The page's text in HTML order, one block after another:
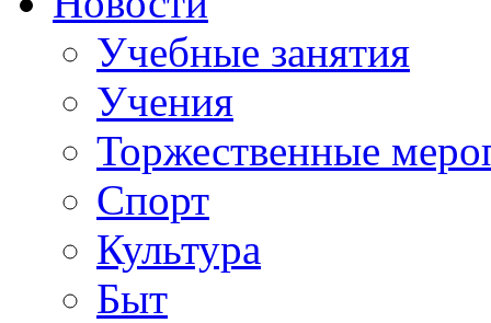
Учебные занятия
Учения
Торжественные
Спорт
Культура
Быт